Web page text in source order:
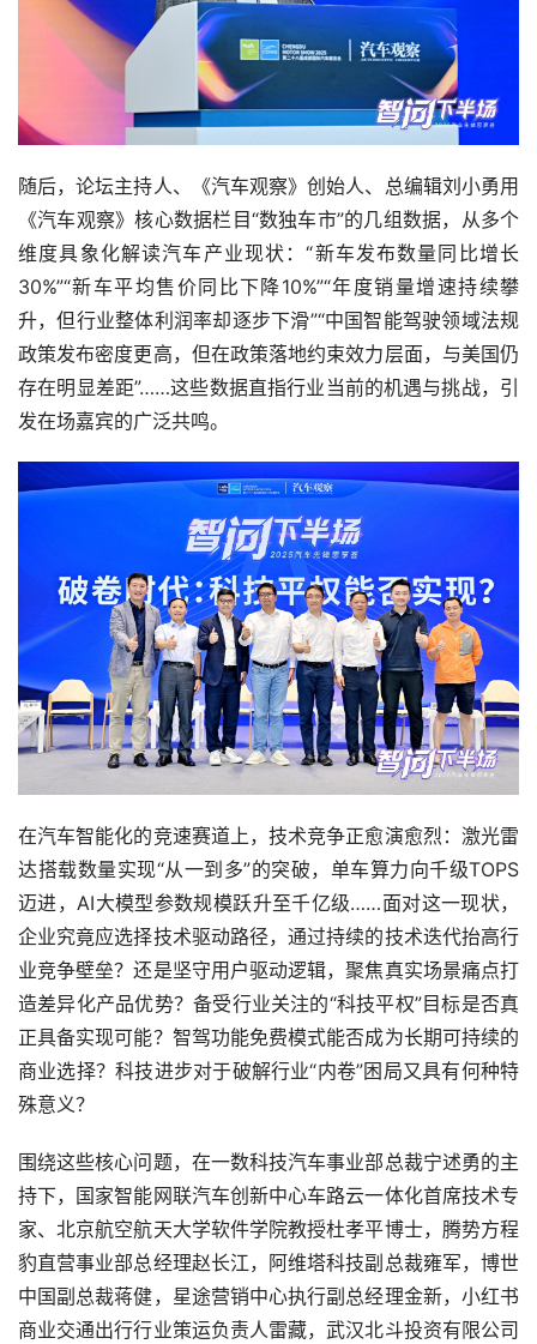
随后，论坛主持人、《汽车观察》创始人、总编辑刘小勇用
《汽车观察》核心数据栏目“数独车市”的几组数据，从多个
维度具象化解读汽车产业现状：“新车发布数量同比增长
30%”“新车平均售价同比下降10%”“年度销量增速持续攀
升，但行业整体利润率却逐步下滑”“中国智能驾驶领域法规
政策发布密度更高，但在政策落地约束效力层面，与美国仍
存在明显差距”……这些数据直指行业当前的机遇与挑战，引
发在场嘉宾的广泛共鸣。
在汽车智能化的竞速赛道上，技术竞争正愈演愈烈：激光雷
达搭载数量实现“从一到多”的突破，单车算力向千级TOPS
迈进，AI大模型参数规模跃升至千亿级……面对这一现状，
企业究竟应选择技术驱动路径，通过持续的技术迭代抬高行
业竞争壁垒？还是坚守用户驱动逻辑，聚焦真实场景痛点打
造差异化产品优势？备受行业关注的“科技平权”目标是否真
正具备实现可能？智驾功能免费模式能否成为长期可持续的
商业选择？科技进步对于破解行业“内卷”困局又具有何种特
殊意义？
围绕这些核心问题，在一数科技汽车事业部总裁宁述勇的主
持下，国家智能网联汽车创新中心车路云一体化首席技术专
家、北京航空航天大学软件学院教授杜孝平博士，腾势方程
豹直营事业部总经理赵长江，阿维塔科技副总裁雍军，博世
中国副总裁蒋健，星途营销中心执行副总经理金新，小红书
商业交通出行行业策运负责人雷藏，武汉北斗投资有限公司